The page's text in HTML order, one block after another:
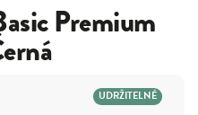
Premium
UDRŽITELNÉ